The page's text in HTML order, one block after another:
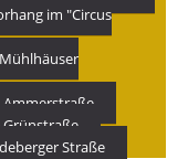
im "Circus
Straße